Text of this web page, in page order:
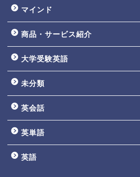
マインド
商品・サービス紹介
大学受験英語
未分類
英会話
英単語
英語
TOEIC3ヵ月で